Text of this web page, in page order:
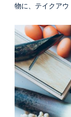
物に、テイクアウ